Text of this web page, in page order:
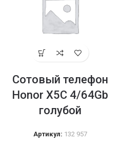
Сотовый телефон
Honor X5С 4/64Gb
голубой
Артикул: 132 957